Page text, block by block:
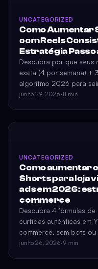
UNCATEGORIZED
Como Aumentar
com Reels
Estratégia Passo
Descubra por que seus
exata (4 por semana) +
algoritmo 2026 para
junho 29, 2026·11 min
UNCATEGORIZED
Como aumentar
Shorts para loja
ads em 2026:
commerce
Descubra 4 fórmulas
curtidas autênticas em
commerce, sem bots
pronta para 2026.
junho 26, 2026·9 min